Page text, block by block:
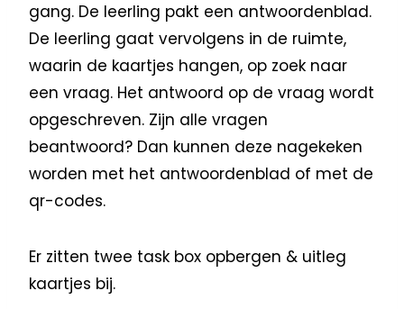
gang. De leerling pakt een antwoordenblad.
De leerling gaat vervolgens in de ruimte,
waarin de kaartjes hangen, op zoek naar
een vraag. Het antwoord op de vraag wordt
opgeschreven. Zijn alle vragen
beantwoord? Dan kunnen deze nagekeken
worden met het antwoordenblad of met de
qr-codes.
Er zitten twee task box opbergen & uitleg
kaartjes bij.